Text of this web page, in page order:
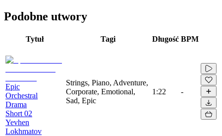
Podobne utwory
Tytuł Tagi Długość BPM
Epic
Orchestral
Drama
Short 02
Yevhen
Lokhmatov
Strings, Piano, Adventure,
Corporate, Emotional,
Sad, Epic
1:22 -